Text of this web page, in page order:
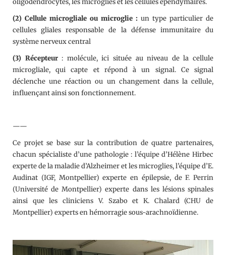
oligodendrocytes, les microglies et les cellules épendymaires.
(2) Cellule microgliale ou microglie : un type particulier de
cellules gliales responsable de la défense immunitaire du
système nerveux central
(3) Récepteur: molécule, ici située au niveau de la cellule
microgliale, qui capte et répond à un signal. Ce signal
déclenche une réaction ou un changement dans la cellule,
influençant ainsi son fonctionnement.
——
Ce projet se base sur la contribution de quatre partenaires,
chacun spécialiste d’une pathologie : l’équipe d’Hélène Hirbec
experte de la maladie d’Alzheimer et les microglies, l’équipe d’E.
Audinat (IGF, Montpellier) experte en épilepsie, de F. Perrin
(Université de Montpellier) experte dans les lésions spinales
ainsi que les cliniciens V. Szabo et K. Chalard (CHU de
Montpellier) experts en hémorragie sous-arachnoïdienne.